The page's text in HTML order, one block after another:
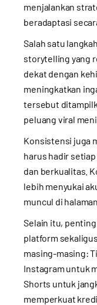
menjalankan
beradaptasi
Salah satu
storytelling yang
dekat dengan
meningkatkan
tersebut
peluang viral
Konsistensi juga
harus hadir
dan berkualitas.
lebih menyukai
muncul di
Selain itu,
platform
masing-masing:
Instagram untuk
Shorts untuk
memperkuat